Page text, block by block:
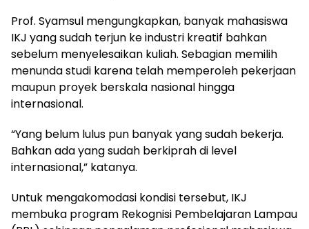
Prof. Syamsul mengungkapkan, banyak mahasiswa
IKJ yang sudah terjun ke industri kreatif bahkan
sebelum menyelesaikan kuliah. Sebagian memilih
menunda studi karena telah memperoleh pekerjaan
maupun proyek berskala nasional hingga
internasional.
“Yang belum lulus pun banyak yang sudah bekerja.
Bahkan ada yang sudah berkiprah di level
internasional,” katanya.
Untuk mengakomodasi kondisi tersebut, IKJ
membuka program Rekognisi Pembelajaran Lampau